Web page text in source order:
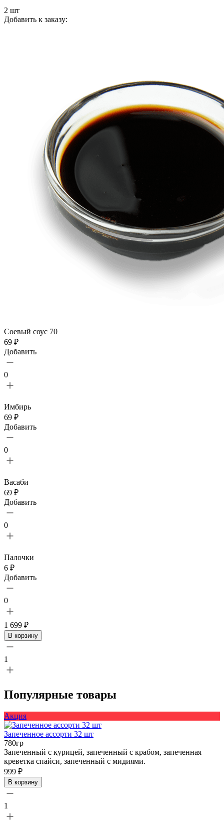
2 шт
Добавить к заказу:
Соевый соус 70
69 ₽
Добавить
0
Имбирь
69 ₽
Добавить
0
Васаби
69 ₽
Добавить
0
Палочки
6 ₽
Добавить
0
1 699 ₽
В корзину
1
Популярные товары
Акция
Запеченное ассорти 32 шт
780гр
Запеченный с курицей, запеченный с крабом, запеченная
креветка спайси, запеченный с мидиями.
999 ₽
В корзину
1